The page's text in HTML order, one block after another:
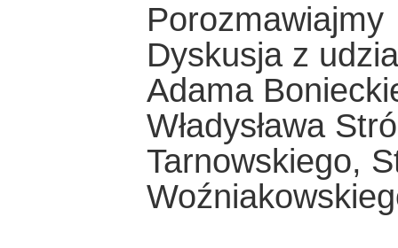
Porozmawiajmy
Dyskusja z
Adama
Władysława
Tarnowskiego,